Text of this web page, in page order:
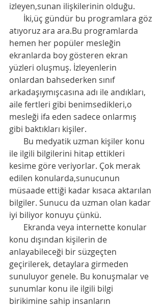
izleyen,sunan ilişkilerinin olduğu.
atıyoruz ara ara.Bu programlarda
hemen her popüler mesleğin
ekranlarda boy gösteren ekran
yüzleri oluşmuş. İzleyenlerin
onlardan bahsederken sınıf
arkadaşıymışcasına adı ile andıkları,
aile fertleri gibi benimsedikleri,o
mesleği ifa eden sadece onlarmış
gibi baktıkları kişiler.
ile ilgili bilgilerini hitap ettikleri
kesime göre veriyorlar. Çok merak
edilen konularda,sunucunun
müsaade ettiği kadar kısaca aktarılan
bilgiler. Sunucu da uzman olan kadar
iyi biliyor konuyu çünkü.
konu dışından kişilerin de
anlayabileceği bir süzgeçten
geçirilerek, detaylara girmeden
sunuluyor genele. Bu konuşmalar ve
sunumlar konu ile ilgili bilgi
birikimine sahip insanların